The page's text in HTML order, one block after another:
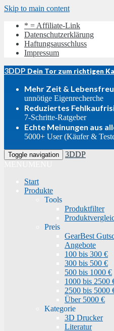
Skip to main content
* = Affiliate-Link
Datenschutzerklärung
Haftungsausschluss
Impressum
3DDP Dein Tor zum richtigen
Mehr Zeit &
unnötige Eigenrecherche
Reduziertes
7-Schritte-Ratgeber
Echte Meinungen aus
5000+ User (Käufer &
Toggle navigation
3DDP
Start
Produkte
Tools
Produktfilter
Preis
GearBest
Angebote
100 bis 300 €
300 bis 500 €
500 bis 1000 €
1000 bis 2500
2500 bis 5000
Über 5000 €
Kategorie
3D Drucker
Literatur